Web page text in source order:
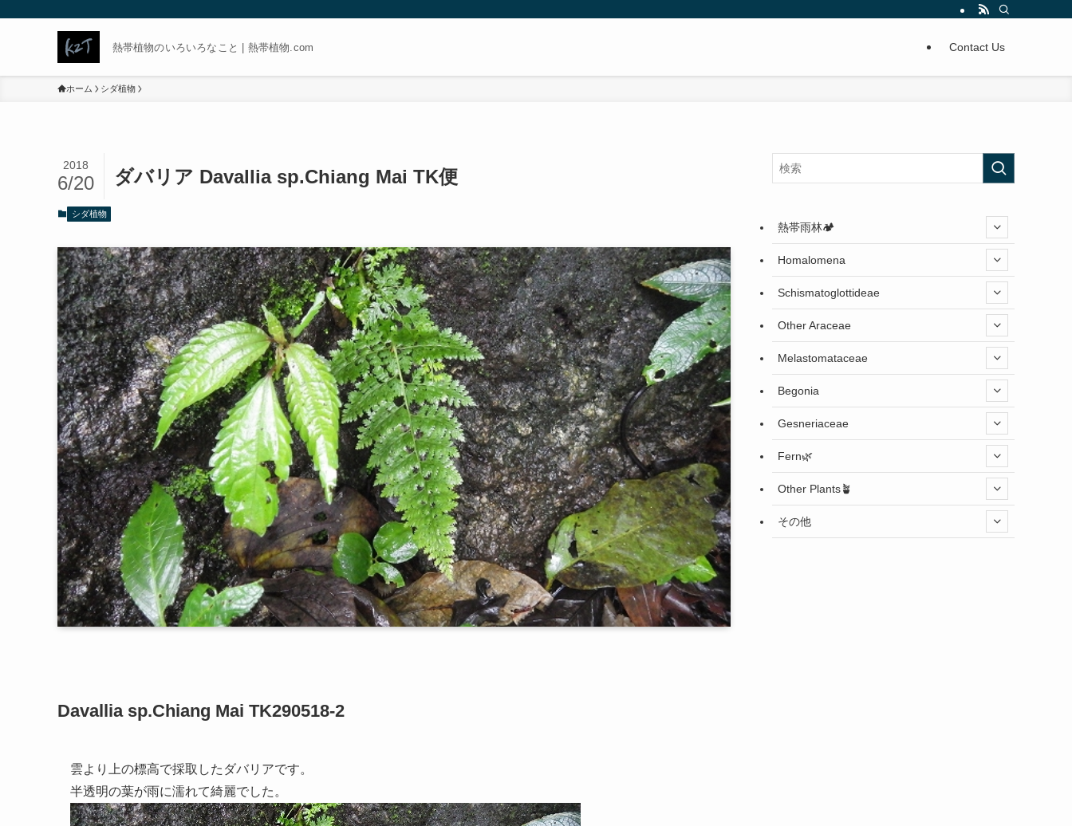
熱帯植物のいろいろなこと | 熱帯植物.com Contact Us
ホーム シダ植物
ダバリア Davallia sp.Chiang Mai TK便
2018
6/20
シダ植物
Davallia sp.Chiang Mai TK290518-2
雲より上の標高で採取したダバリアです。
半透明の葉が雨に濡れて綺麗でした。
熱帯雨林🏕️
Homalomena
Schismatoglottideae
Other Araceae
Melastomataceae
Begonia
Gesneriaceae
Fern🌿
Other Plants🪴
その他